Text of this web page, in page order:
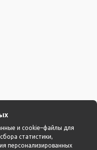
и cookie–файлы для
статистики,
персонализированных